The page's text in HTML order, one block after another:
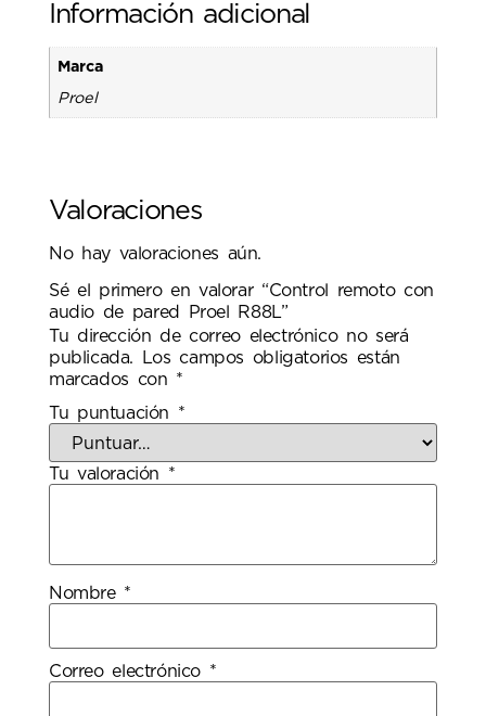
Información adicional
Marca
Proel
Valoraciones
No hay valoraciones aún.
Sé el primero en valorar “Control remoto con
audio de pared Proel R88L”
Tu dirección de correo electrónico no será
publicada.
Los campos obligatorios están
marcados con *
Tu puntuación *
Tu valoración *
Nombre *
Correo electrónico *